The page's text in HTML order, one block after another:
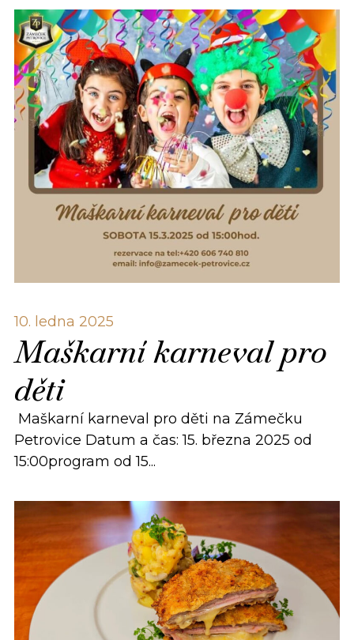
10. ledna 2025
Maškarní karneval pro
děti
Maškarní karneval pro děti na Zámečku
Petrovice Datum a čas: 15. března 2025 od
15:00program od 15...